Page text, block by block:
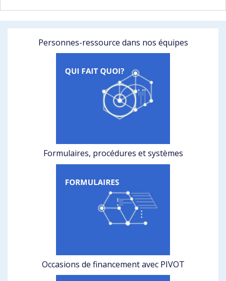
Personnes-ressource dans nos équipes
Formulaires, procédures et systèmes
Occasions de financement avec PIVOT